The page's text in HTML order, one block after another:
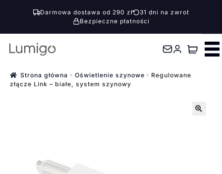
Darmowa dostawa od 290 zł
31 dni na zwrot
Bezpieczne płatności
Przejdź
nawigacji
Przejdź
treści Strona główna Oświetlenie szynowe
Regulowane
złącze Link – białe, system szynowy